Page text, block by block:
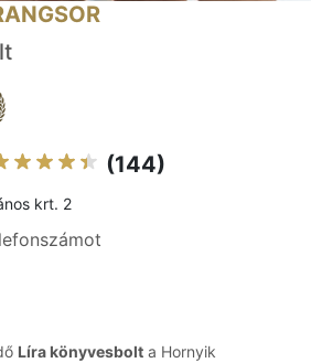
(144)
krt. 2
Líra könyvesbolt a Hornyik